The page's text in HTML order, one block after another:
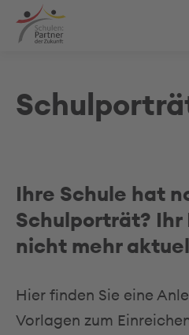
Ihre Schule hat
Schulporträt?
nicht mehr
Hier finden Sie eine
Vorlagen zum